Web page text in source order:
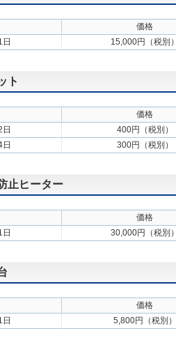
価格
15,000円（税別）
ト
価格
400円（税別）
300円（税別）
止ヒーター
価格
30,000円（税別）
価格
5,800円（税別）